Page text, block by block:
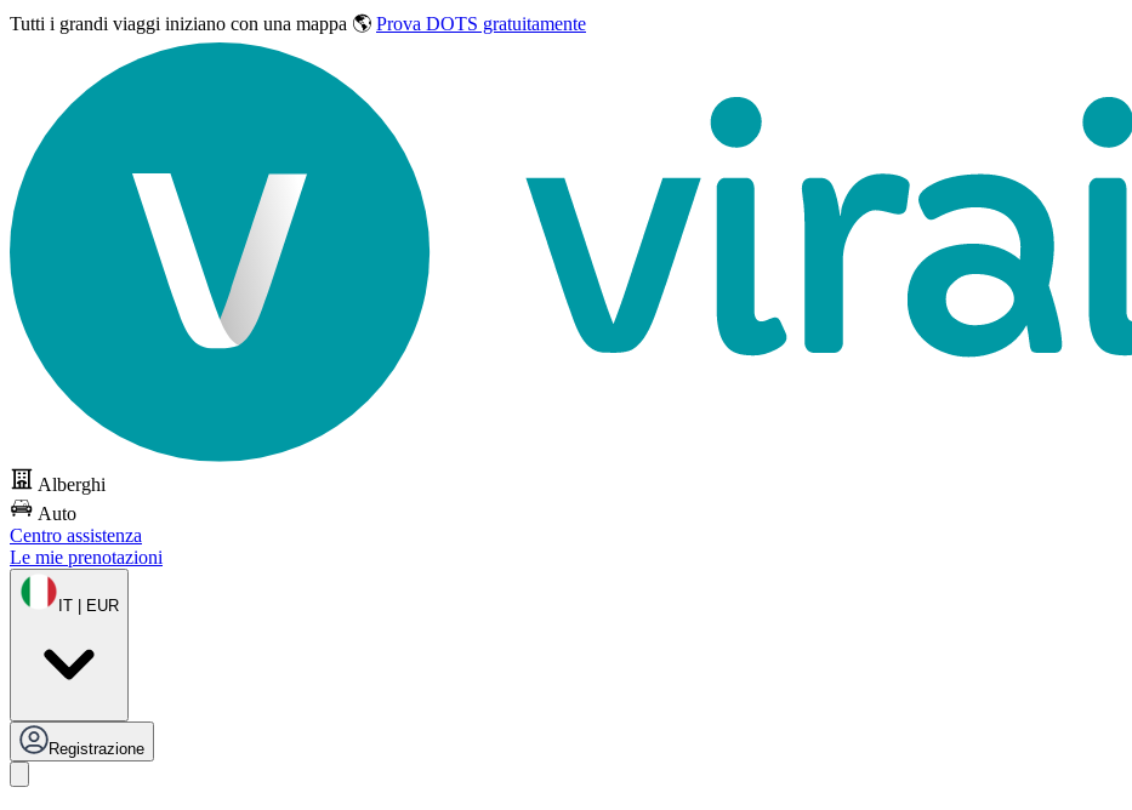
Tutti i grandi viaggi iniziano con una mappa 🌎 Prova DOTS gratuitamente
Alberghi
Auto
Centro assistenza
Le mie prenotazioni
IT | EUR
Registrazione